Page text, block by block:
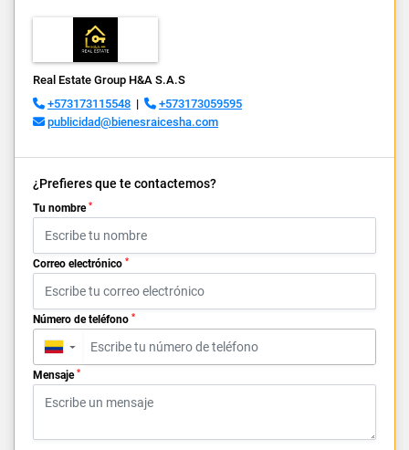
Real Estate Group H&A S.A.S
+573173115548 |
+573173059595
publicidad@bienesraicesha.com
¿Prefieres que te contactemos?
Tu nombre *
Correo electrónico *
Número de teléfono *
▼
Mensaje *